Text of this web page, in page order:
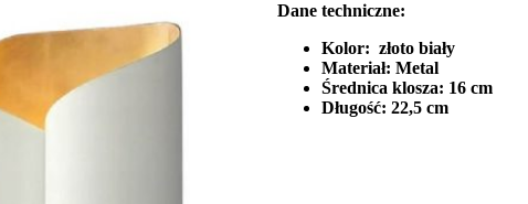
Dane techniczne:
Kolor: złoto biały
Materiał: Metal
Średnica klosza: 16 cm
Długość: 22,5 cm